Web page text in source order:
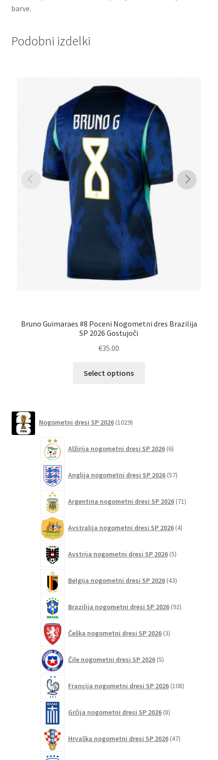
barve.
Podobni izdelki
Bruno Guimaraes #8 Poceni Nogometni dres Brazilija
SP 2026 Gostujoči
€35.00
Select options
izberete
strani
Nogometni dresi SP 2026 1029izdelkov
Alžirija nogometni dresi SP 2026 6izdelkov
Anglija nogometni dresi SP 2026 57izdelkov
Argentina nogometni dresi SP 2026 71izdelkov
Avstralija nogometni dresi SP 2026 4izdelki
Avstrija nogometni dresi SP 2026 5izdelkov
Belgija nogometni dresi SP 2026 43izdelkov
Brazilija nogometni dresi SP 2026 92izdelkov
Češka nogometni dresi SP 2026 3izdelki
Čile nogometni dresi SP 2026 5izdelkov
Francija nogometni dresi SP 2026 108izdelkov
Grčija nogometni dresi SP 2026 8izdelkov
Hrvaška nogometni dresi SP 2026 47izdelkov